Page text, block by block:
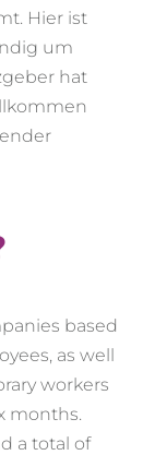
Hier ist
um
hat
based
as well
workers
months.
a total of